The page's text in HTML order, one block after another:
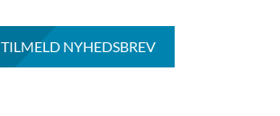
TILMELD NYHEDSBREV